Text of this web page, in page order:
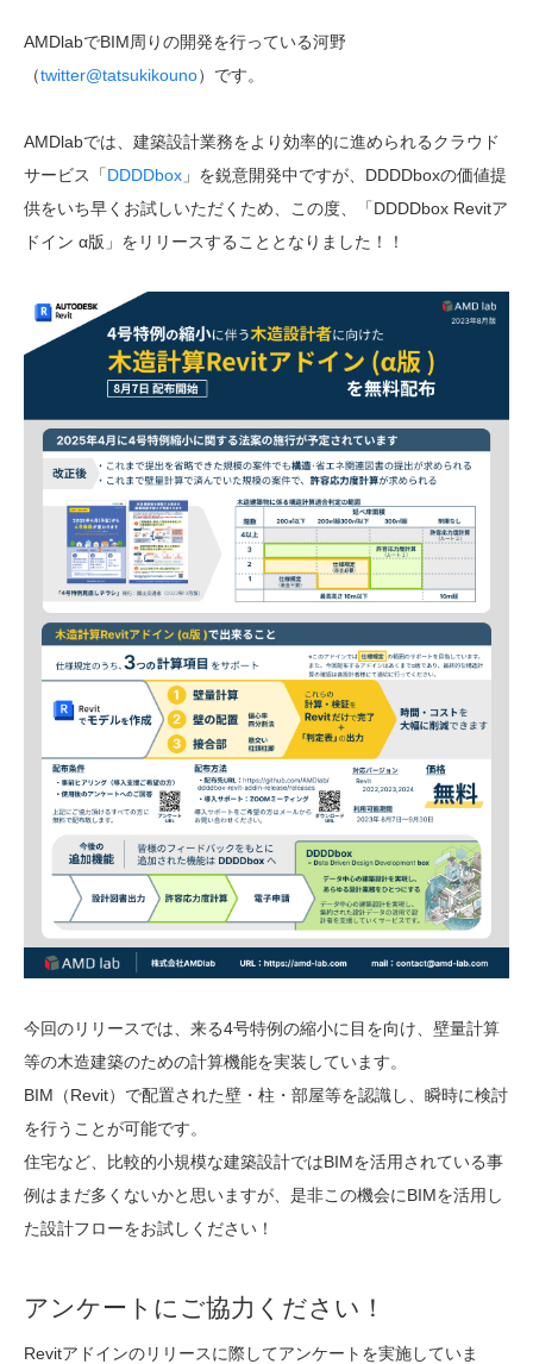
AMDlabでBIM周りの開発を行っている河野
（twitter@tatsukikouno）です。
AMDlabでは、建築設計業務をより効率的に進められるクラウド
サービス「DDDDbox 」を鋭意開発中ですが、DDDDboxの価値提
供をいち早くお試しいただくため、この度、「DDDDbox Revitア
ドイン α版」をリリースすることとなりました！！
今回のリリースでは、来る4号特例の縮小に目を向け、壁量計算
等の木造建築のための計算機能を実装しています。
BIM（Revit）で配置された壁・柱・ 部屋等を認識し、瞬時に検討
を行うことが可能です。
住宅など、比較的小規模な建築設計ではBIMを活用されている事
例はまだ多くないかと思いますが、是非この機会にBIMを活用し
た設計フローをお試しください！
アンケートにご協力ください！
Revitアドインのリリースに際してアンケートを実施していま